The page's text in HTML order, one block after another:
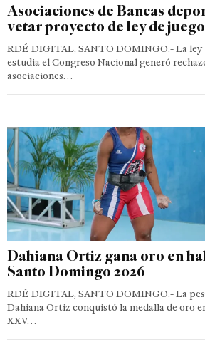
Asociaciones de Bancas
vetar proyecto de ley de
RDÉ DIGITAL, SANTO DOMINGO.- La ley
estudia el Congreso Nacional generó
asociaciones…
Dahiana Ortiz gana oro en
Santo Domingo 2026
RDÉ DIGITAL, SANTO DOMINGO.- La
Dahiana Ortiz conquistó la medalla de oro
XXV…